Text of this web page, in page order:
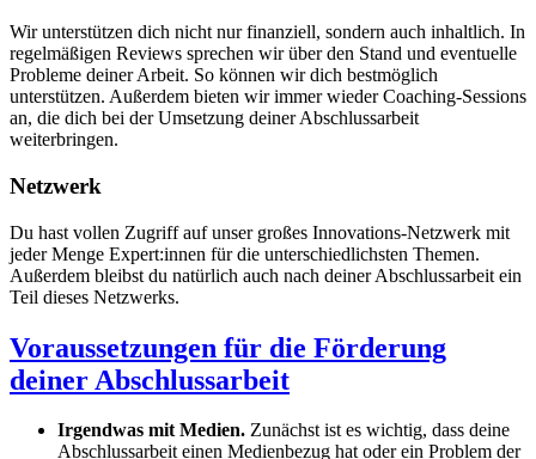
Wir unterstützen dich nicht nur finanziell, sondern auch inhaltlich. In
regelmäßigen Reviews sprechen wir über den Stand und eventuelle
Probleme deiner Arbeit. So können wir dich bestmöglich
unterstützen. Außerdem bieten wir immer wieder Coaching-Sessions
an, die dich bei der Umsetzung deiner Abschlussarbeit
weiterbringen.
Netzwerk
Du hast vollen Zugriff auf unser großes Innovations-Netzwerk mit
jeder Menge Expert:innen für die unterschiedlichsten Themen.
Außerdem bleibst du natürlich auch nach deiner Abschlussarbeit ein
Teil dieses Netzwerks.
Voraussetzungen für die Förderung
deiner Abschlussarbeit
Irgendwas mit Medien. Zunächst ist es wichtig, dass deine
Abschlussarbeit einen Medienbezug hat oder ein Problem der